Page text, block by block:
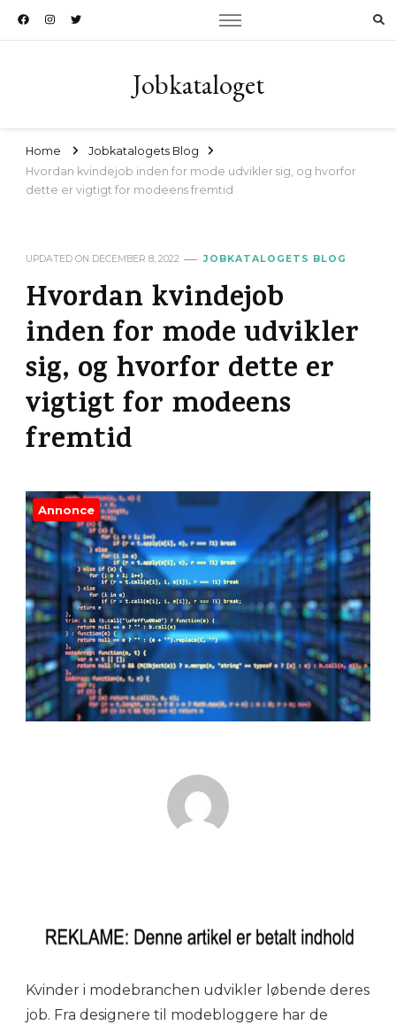
Jobkataloget
Home
Jobkatalogets Blog
Hvordan kvindejob inden for mode udvikler sig, og hvorfor
dette er vigtigt for modeens fremtid
UPDATED ON DECEMBER 8, 2022 JOBKATALOGETS BLOG
Hvordan kvindejob
inden for mode udvikler
sig, og hvorfor dette er
vigtigt for modeens
fremtid
Annonce
Kvinder i modebranchen udvikler løbende deres
job. Fra designere til modebloggere har de